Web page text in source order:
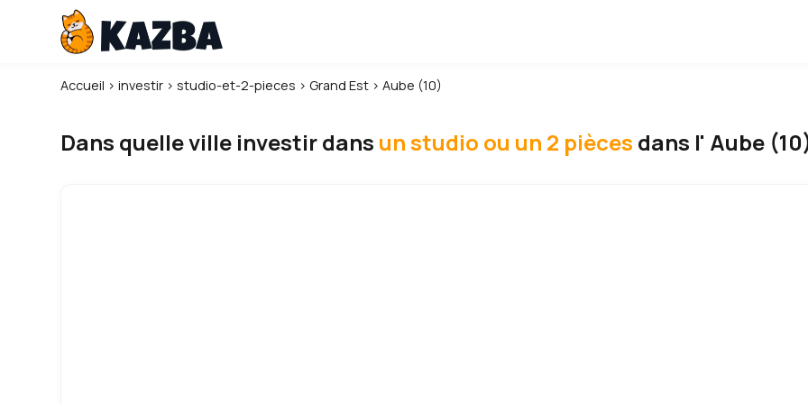
Accueil ›investir ›studio-et-2-pieces ›Grand Est ›Aube (10)
Dans quelle ville investir dans un studio ou un 2 pièces dans l' Aube